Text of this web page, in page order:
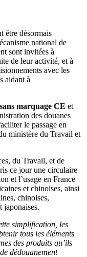
être désormais
national de
sont invitées à
de leur activité, et à
avec les
aidant à
marquage CE et
des douanes
le passage en
ministère du Travail et
du Travail, et de
ce jour une circulaire
et l’usage en France
et chinoises, ainsi
chinoises,
japonaises.
simplification, les
tous les éléments
des produits qu’ils
dédouanement